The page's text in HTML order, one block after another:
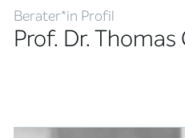
Berater*in Profil
Prof. Dr.